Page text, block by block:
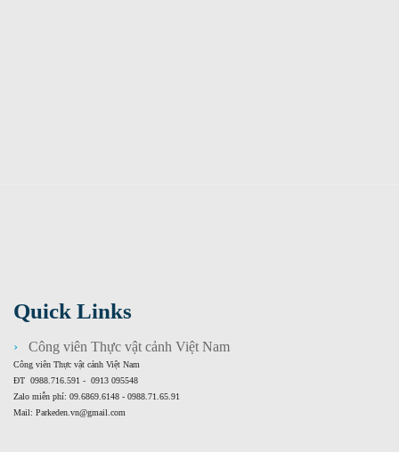
Quick Links
Công viên Thực vật cảnh Việt Nam
Công viên Thực vật cảnh Việt Nam
ĐT 0988.716.591 - 0913 095548
Zalo miễn phí: 09.6869.6148 - 0988.71.65.91
Mail: Parkeden.vn@gmail.com